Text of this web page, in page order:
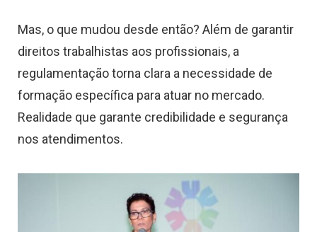
Mas, o que mudou desde então? Além de garantir
direitos trabalhistas aos profissionais, a
regulamentação torna clara a necessidade de
formação específica para atuar no mercado.
Realidade que garante credibilidade e segurança
nos atendimentos.